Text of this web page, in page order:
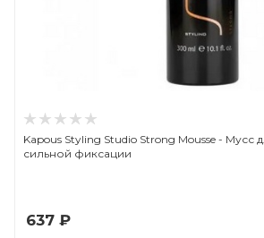
Kapous Styling Studio Strong Mousse - Мусс
сильной фиксации
637 ₽